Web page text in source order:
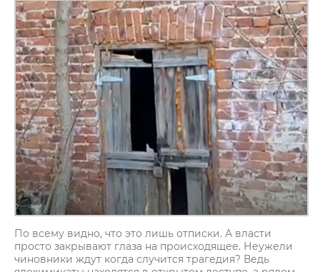
По всему видно, что это лишь отписки. А власти
просто закрывают глаза на происходящее. Неужели
чиновники ждут когда случится трагедия? Ведь